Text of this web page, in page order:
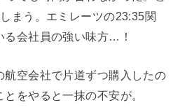
まう。エミレーツの23:35関
る会社員の強い味方…！
航空会社で片道ずつ購入したの
をやると一抹の不安が。